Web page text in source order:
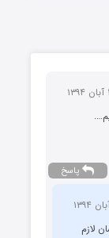
پاسخ
لازم